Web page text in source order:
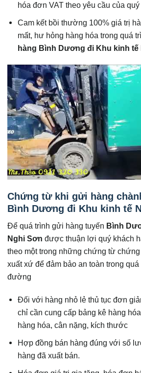
hóa đơn VAT theo yêu cầu của quý
Cam kết bồi thường 100% giá trị
mất, hư hỏng hàng hóa trong quá
hàng Bình Dương đi Khu kinh tế
Chứng từ khi gửi hàng
Bình Dương đi Khu kinh tế
Để quá trình gửi hàng tuyến Bình
Nghi Sơn được thuận lợi quý khách
theo một trong những chứng từ
xuất xứ để đảm bảo an toàn trong
đường
Đối với hàng nhỏ lẻ thủ tục đơn
chỉ cần cung cấp bảng kê hàng
hàng hóa, cân nặng, kích thước
Hợp đồng bán hàng đúng với số
hàng đã xuất bán.